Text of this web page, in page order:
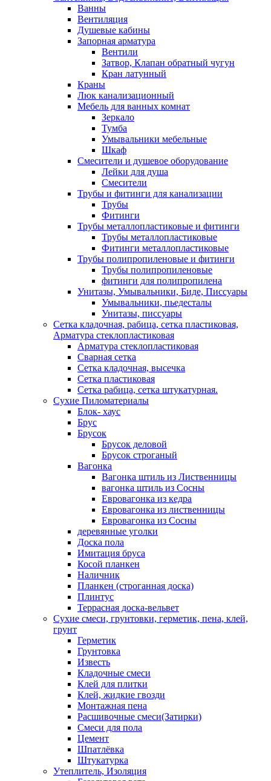
Ванны
Вентиляция
Душевые кабины
Запорная арматура
Вентили
Затвор, Клапан обратный чугун
Кран латунный
Краны
Люк канализационный
Мебель для ванных комнат
Зеркало
Тумба
Умывальники мебельные
Шкаф
Смесители и душевое оборудование
Лейки для душа
Смесители
Трубы и фитинги для канализации
Трубы
Фитинги
Трубы металлопластиковые и фитинги
Трубы металлопластиковые
Фитинги металлопластиковые
Трубы полипропиленовые и фитинги
Трубы полипропиленовые
фитинги для полипропилена
Унитазы, Умывальники, Биде, Писсуары
Умывальники, пьедесталы
Унитазы, писсуары
Сетка кладочная, рабица, сетка пластиковая,
Арматура стеклопластиковая
Арматура стеклопластиковая
Сварная сетка
Сетка кладочная, высечка
Сетка пластиковая
Сетка рабица, сетка штукатурная.
Сухие Пиломатериалы
Блок- хаус
Брус
Брусок
Брусок деловой
Брусок строганый
Вагонка
Вагонка штиль из Лиственницы
вагонка штиль из Сосны
Евровагонка из кедра
Евровагонка из лиственницы
Евровагонка из Сосны
деревянные уголки
Доска пола
Имитация бруса
Косой планкен
Наличник
Планкен (строганная доска)
Плинтус
Террасная доска-вельвет
Сухие смеси, грунтовки, герметик, пена, клей,
грунт
Герметик
Грунтовка
Известь
Кладочные смеси
Клей для плитки
Клей, жидкие гвозди
Монтажная пена
Расшивочные смеси(Затирки)
Смеси для пола
Цемент
Шпатлёвка
Штукатурка
Утеплитель, Изоляция